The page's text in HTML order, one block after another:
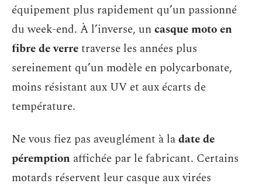
équipement plus rapidement qu’un passionné
du week-end. À l’inverse, uncasque moto en
fibre de verretraverse les années plus
sereinement qu’un modèle en polycarbonate,
moins résistant aux UV et aux écarts de
température.
Ne vous fiez pas aveuglément à ladate de
péremption affichée par le fabricant. Certains
motards réservent leur casque aux virées